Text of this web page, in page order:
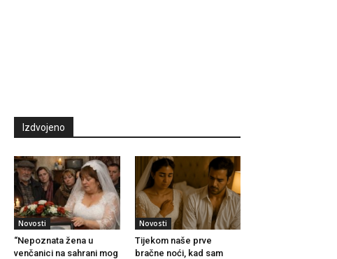
Izdvojeno
Novosti
“Nepoznata žena u
venčanici na sahrani mog
Novosti
Tijekom naše prve
bračne noći, kad sam